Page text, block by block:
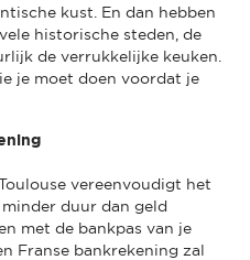
kust. En dan hebben
historische steden, de
de verrukkelijke keuken.
je moet doen voordat je
vereenvoudigt het
duur dan geld
met de bankpas van je
Franse bankrekening zal